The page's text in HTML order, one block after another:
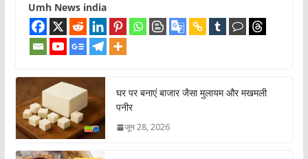
Umh News india
घर पर बनाएं बाजार जैसा मुलायम और मखमली
पनीर
जून 28, 2026